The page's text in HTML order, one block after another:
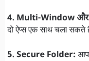
4. Multi-Window
दो ऐप्स एक साथ चला सकते
5. Secure Folder: